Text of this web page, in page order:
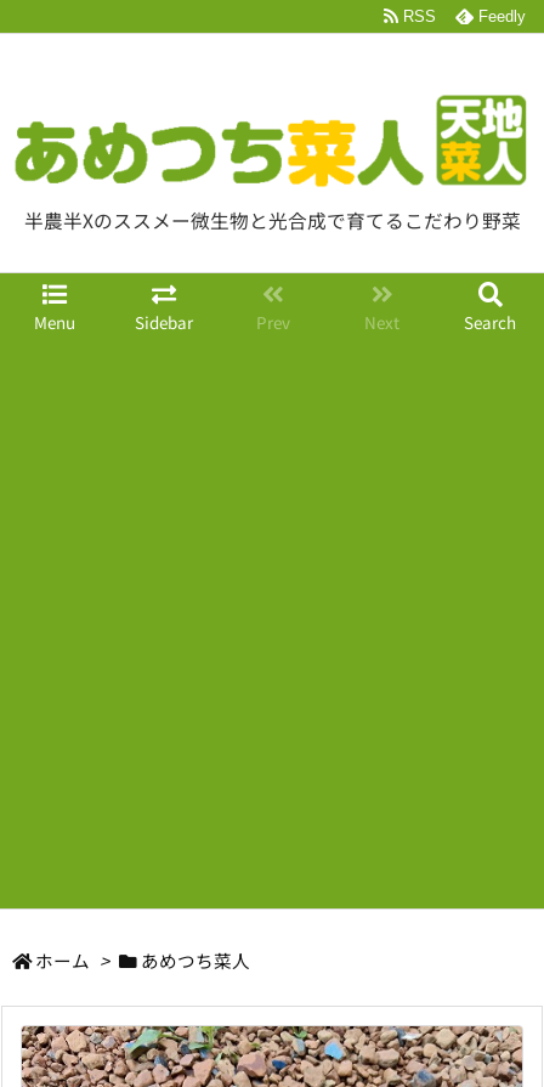
半農半Xのススメー微生物と光合成で育てるこだわり野菜
Menu Sidebar Prev Next Search
RSS Feedly
ホーム > あめつち菜人